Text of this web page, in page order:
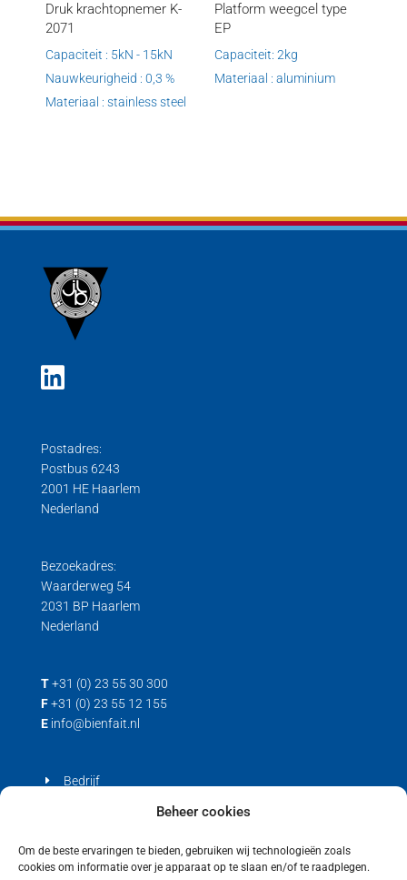
Beheer cookies
Om de beste ervaringen te bieden, gebruiken wij technologieën zoals
cookies om informatie over je apparaat op te slaan en/of te raadplegen.
Druk krachtopnemer K-
2071
Capaciteit : 5kN - 15kN
Nauwkeurigheid : 0,3 %
Materiaal : stainless steel
Platform weegcel type
EP
Capaciteit: 2kg
Materiaal : aluminium
Postadres:
Postbus 6243
2001 HE Haarlem
Nederland
Bezoekadres:
Waarderweg 54
2031 BP Haarlem
Nederland
T +31 (0) 23 55 30 300
F +31 (0) 23 55 12 155
E info@bienfait.nl
Bedrijf